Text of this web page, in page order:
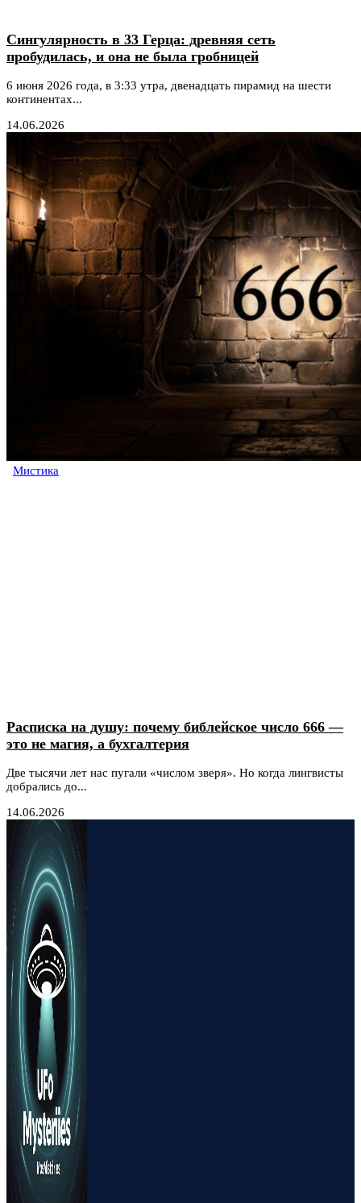
Сингулярность в 33 Герца: древняя сеть
пробудилась, и она не была гробницей
6 июня 2026 года, в 3:33 утра, двенадцать пирамид на шести
континентах...
14.06.2026
Мистика
Расписка на душу: почему библейское число 666 —
это не магия, а бухгалтерия
Две тысячи лет нас пугали «числом зверя». Но когда лингвисты
добрались до...
14.06.2026